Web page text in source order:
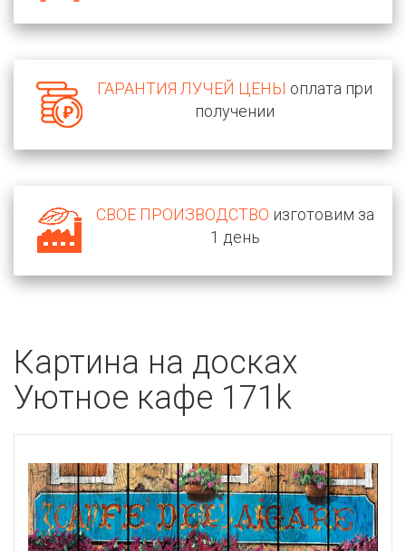
ГАРАНТИЯ ЛУЧЕЙ ЦЕНЫ оплата при
получении
СВОЕ ПРОИЗВОДСТВО изготовим за
1 день
Картина на досках
Уютное кафе 171k